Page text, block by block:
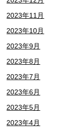
2023年11月
2023年10月
2023年9月
2023年8月
2023年7月
2023年6月
2023年5月
2023年4月